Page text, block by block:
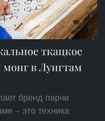
ткацкое
в Лунгтам
бренд парчи
— это техника